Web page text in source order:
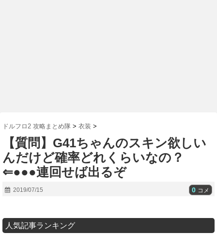
ドルフロ2 攻略まとめ隊 > 衣装 >
【質問】G41ちゃんのスキン欲しい
んだけど確率どれくらいなの？
⇐●●●連回せば出るぞ
2019/07/15 0 コメ
人気記事ランキング